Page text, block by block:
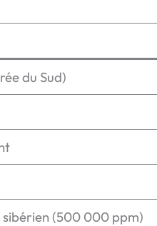
du Sud)
(500 000 ppm)